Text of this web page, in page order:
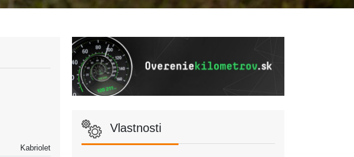
Kabriolet
Vlastnosti